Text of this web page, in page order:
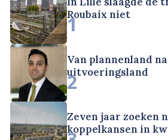
Roubaix niet
1
Van plannenland
uitvoeringsland
2
Zeven jaar zoeken
koppelkansen in